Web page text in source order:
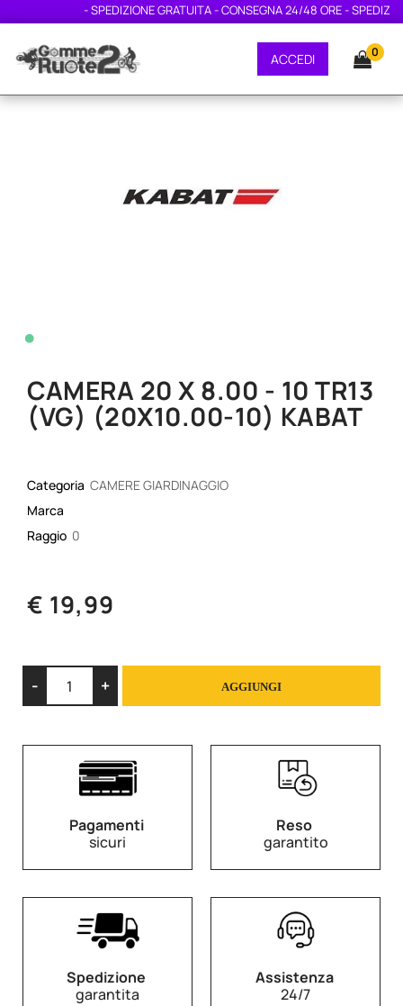
- SPEDIZIONE GRATUITA - CONSEGNA 24/48 ORE -
ACCEDI 0
•
CAMERA 20 X 8.00 - 10 TR13
(VG) (20X10.00-10) KABAT
Categoria CAMERE GIARDINAGGIO
Marca
Raggio 0
€ 19,99
AGGIUNGI
Pagamenti
sicuri
Reso
garantito
Spedizione
garantita
Assistenza
24/7